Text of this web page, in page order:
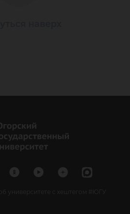
университете с хештегом #ЮГУ